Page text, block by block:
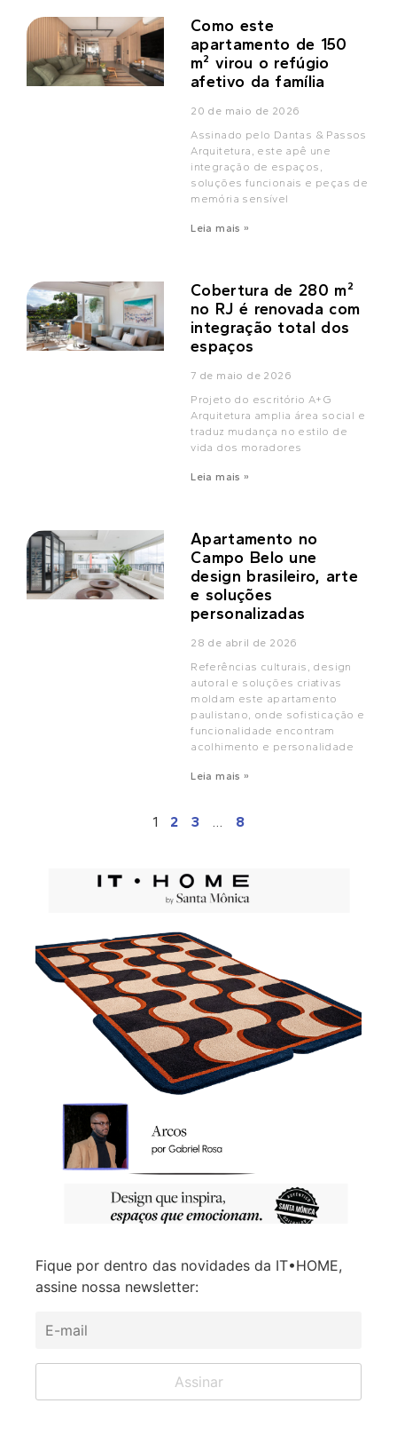
Como este
apartamento de 150
m² virou o refúgio
afetivo da família
20 de maio de 2026
Assinado pelo Dantas & Passos
Arquitetura, este apê une
integração de espaços,
soluções funcionais e peças de
memória sensível
Leia mais »
Cobertura de 280 m²
no RJ é renovada com
integração total dos
espaços
7 de maio de 2026
Projeto do escritório A+G
Arquitetura amplia área social e
traduz mudança no estilo de
vida dos moradores
Leia mais »
Apartamento no
Campo Belo une
design brasileiro, arte
e soluções
personalizadas
28 de abril de 2026
Referências culturais, design
autoral e soluções criativas
moldam este apartamento
paulistano, onde sofisticação e
funcionalidade encontram
acolhimento e personalidade
Leia mais »
1 2 3 … 8
Fique por dentro das novidades da IT•HOME,
assine nossa newsletter: